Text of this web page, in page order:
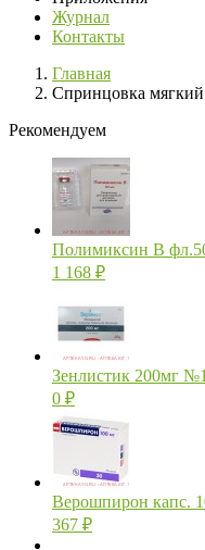
Журнал
Контакты
Главная
Спринцовка
Рекомендуем
Полимиксин В
1 168 ₽
Зенлистик 200мг
0 ₽
Верошпирон капс.
367 ₽